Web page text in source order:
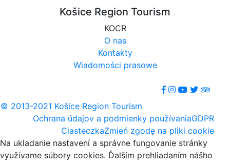
Košice Region Tourism
KOCR
O nas
Kontakty
Wiadomości prasowe
© 2013-2021 Košice Region Tourism
Ochrana údajov a podmienky používaniaGDPR
CiasteczkaZmień zgodę na pliki cookie
Na ukladanie nastavení a správne fungovanie stránky
využívame súbory cookies. Ďalším prehliadaním nášho